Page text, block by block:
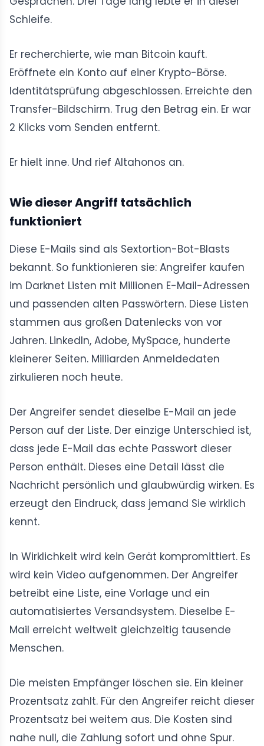
Schleife.
Er recherchierte, wie man Bitcoin kauft.
Eröffnete ein Konto auf einer Krypto-Börse.
Identitätsprüfung abgeschlossen. Erreichte den
Transfer-Bildschirm. Trug den Betrag ein. Er war
2 Klicks vom Senden entfernt.
Er hielt inne. Und rief Altahonos an.
Wie dieser Angriff tatsächlich
funktioniert
Diese E-Mails sind als Sextortion-Bot-Blasts
bekannt. So funktionieren sie: Angreifer kaufen
im Darknet Listen mit Millionen E-Mail-Adressen
und passenden alten Passwörtern. Diese Listen
stammen aus großen Datenlecks von vor
Jahren. LinkedIn, Adobe, MySpace, hunderte
kleinerer Seiten. Milliarden Anmeldedaten
zirkulieren noch heute.
Der Angreifer sendet dieselbe E-Mail an jede
Person auf der Liste. Der einzige Unterschied ist,
dass jede E-Mail das echte Passwort dieser
Person enthält. Dieses eine Detail lässt die
Nachricht persönlich und glaubwürdig wirken. Es
erzeugt den Eindruck, dass jemand Sie wirklich
kennt.
In Wirklichkeit wird kein Gerät kompromittiert. Es
wird kein Video aufgenommen. Der Angreifer
betreibt eine Liste, eine Vorlage und ein
automatisiertes Versandsystem. Dieselbe E-
Mail erreicht weltweit gleichzeitig tausende
Menschen.
Die meisten Empfänger löschen sie. Ein kleiner
Prozentsatz zahlt. Für den Angreifer reicht dieser
Prozentsatz bei weitem aus. Die Kosten sind
nahe null, die Zahlung sofort und ohne Spur.